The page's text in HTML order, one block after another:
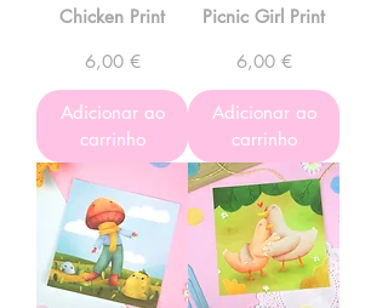
Chicken Print
Preço
6,00 €
Adicionar ao
carrinho
Picnic Girl Print
Preço
6,00 €
Adicionar ao
carrinho